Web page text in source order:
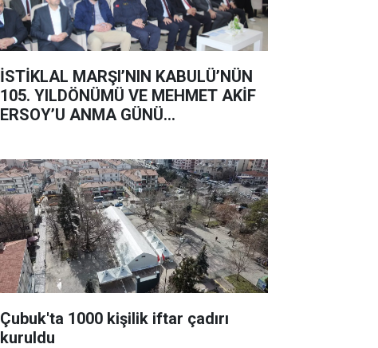
İSTİKLAL MARŞI’NIN KABULÜ’NÜN
105. YILDÖNÜMÜ VE MEHMET AKİF
ERSOY’U ANMA GÜNÜ...
Çubuk'ta 1000 kişilik iftar çadırı
kuruldu